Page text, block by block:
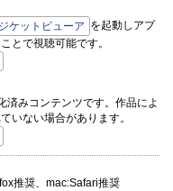
ケットビューア を起動しアプ
とで視聴可能です。
済みコンテンツです。作品によ
いない場合があります。
推奨、mac:Safari推奨